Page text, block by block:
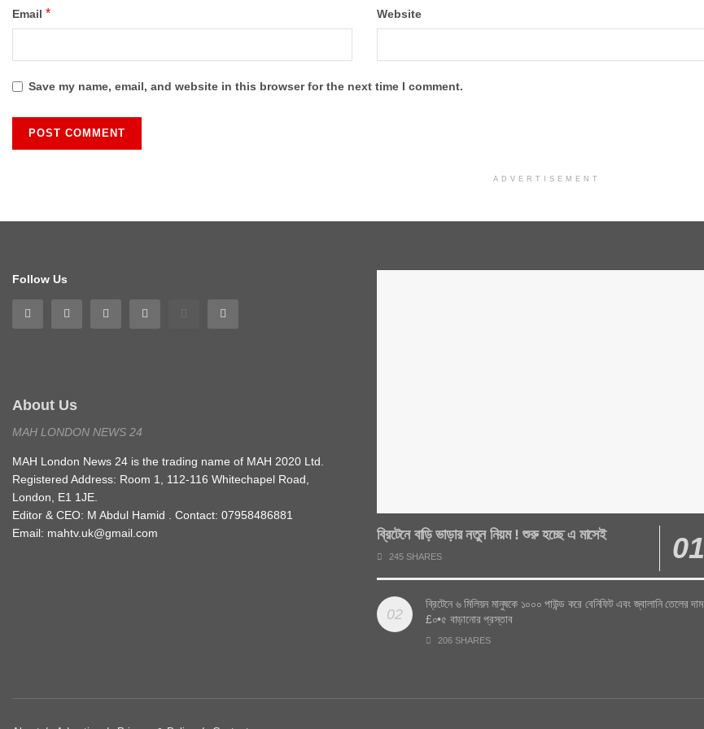
Email * Website
Save my name, email, and website in this browser for the next time I comment.
ADVERTISEMENT
Follow Us
About Us
MAH LONDON NEWS 24
MAH London News 24 is the trading name of MAH 2020 Ltd.
Registered Address: Room 1, 112-116 Whitechapel Road,
London, E1 1JE.
Editor & CEO: M Abdul Hamid . Contact: 07958486881
Email: mahtv.uk@gmail.com
ব্রিটেনে বাড়ি ভাড়ার নতুন নিয়ম ! শুরু হচ্ছে এ মাসেই
245 SHARES
ব্রিটেনে ৬ মিলিয়ন মানুষকে ১০০০ পাউন্ড করে বেনিফিট এবং জ্বালানি তেলের দাম
£০•৫ বাড়ানোর প্রস্তাব
206 SHARES